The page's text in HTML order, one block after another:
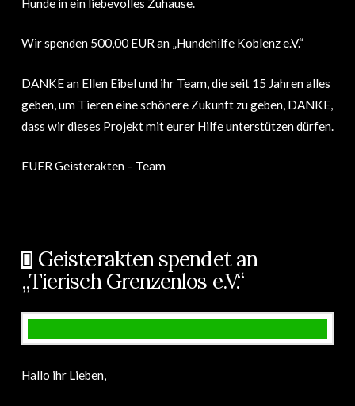
Hunde in ein liebevolles Zuhause.
Wir spenden 500,00 EUR an „Hundehilfe Koblenz e.V.“
DANKE an Ellen Eibel und ihr Team, die seit 15 Jahren alles
geben, um Tieren eine schönere Zukunft zu geben, DANKE,
dass wir dieses Projekt mit eurer Hilfe unterstützen dürfen.
EUER Geisterakten – Team
Geisterakten spendet an
„Tierisch Grenzenlos e.V.“
Hallo ihr Lieben,